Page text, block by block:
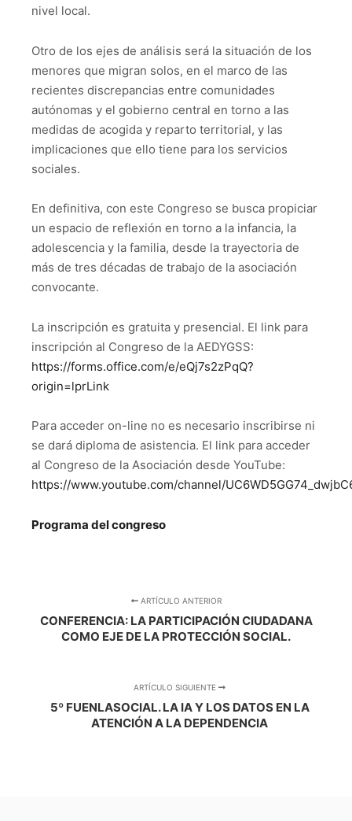
nivel local.
Otro de los ejes de análisis será la situación de los
menores que migran solos, en el marco de las
recientes discrepancias entre comunidades
autónomas y el gobierno central en torno a las
medidas de acogida y reparto territorial, y las
implicaciones que ello tiene para los servicios
sociales.
En definitiva, con este Congreso se busca propiciar
un espacio de reflexión en torno a la infancia, la
adolescencia y la familia, desde la trayectoria de
más de tres décadas de trabajo de la asociación
convocante.
La inscripción es gratuita y presencial. El link para
inscripción al Congreso de la AEDYGSS:
https://forms.office.com/e/eQj7s2zPqQ?
origin=lprLink
Para acceder on-line no es necesario inscribirse ni
se dará diploma de asistencia. El link para acceder
al Congreso de la Asociación desde YouTube:
https://www.youtube.com/channel/
Programa del congreso
ARTÍCULO ANTERIOR
CONFERENCIA: LA PARTICIPACIÓN CIUDADANA
COMO EJE DE LA PROTECCIÓN SOCIAL.
ARTÍCULO SIGUIENTE
5º FUENLASOCIAL. LA IA Y LOS DATOS EN LA
ATENCIÓN A LA DEPENDENCIA